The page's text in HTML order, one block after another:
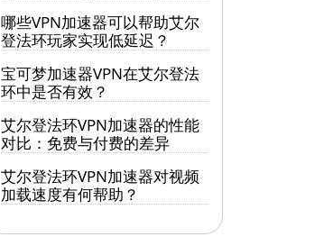
哪些VPN加速器可以帮助艾尔
登法环玩家实现低延迟？
宝可梦加速器VPN在艾尔登法
环中是否有效？
艾尔登法环VPN加速器的性能
对比：免费与付费的差异
艾尔登法环VPN加速器对视频
加载速度有何帮助？